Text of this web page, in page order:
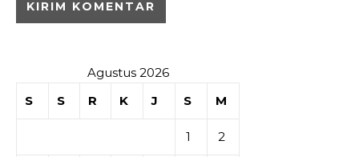
Agustus 2026
S
S R K J S M
1 2